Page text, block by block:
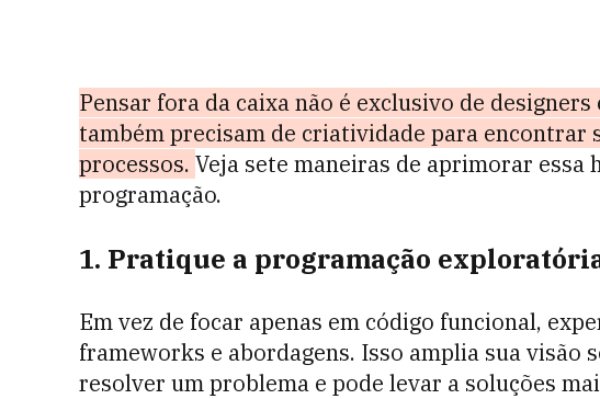
Pensar fora da caixa não é exclusivo de
também precisam de criatividade para encontrar
processos. Veja sete maneiras de aprimorar essa
programação.
1. Pratique a programação
Em vez de focar apenas em código funcional,
frameworks e abordagens. Isso amplia sua visão
resolver um problema e pode levar a soluções